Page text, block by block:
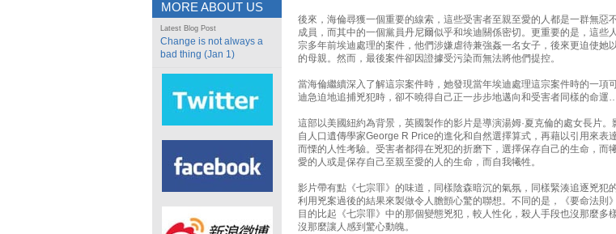
MORE ABOUT US
Latest Blog Post
Change is not always a
bad thing (Jan 1)
後來，海倫尋獲一個重要的線索，這些受害者至親至愛的人都是一群無惡
成員，而其中的一個黨員丹尼爾似乎和埃迪關係密切。更重要的是，這些
宗多年前埃迪處理的案件，他們涉嫌虐待兼強姦一名女子，後來更迫使她
的母親。然而，最後案件卻因證據受污染而無法將他們提控。
當海倫繼續深入了解這宗案件時，她發現當年埃迪處理這宗案件時的一項
迪急迫地追捕兇犯時，卻不曉得自己正一步步地邁向和受害者同樣的命
這部以美國紐約為背景，英國製作的影片是導演湯姆·夏克倫的處女長片。
自人口遺傳學家George R Price的進化和自然選擇算式，再藉以引用來表
而慄的人性考驗。受害者都得在兇犯的折磨下，選擇保存自己的生命，而
愛的人或是保存自己至親至愛的人的生命，而自我犧牲。
影片帶有點《七宗罪》的味道，同樣陰森暗沉的氣氛，同樣緊湊追逐兇犯
利用兇案過後的結果來製做令人膽顫心驚的聯想。不同的是，《要命法則
目的比起《七宗罪》中的那個變態兇犯，較人性化，殺人手段也沒那麼多
沒那麼讓人感到驚心動魄。